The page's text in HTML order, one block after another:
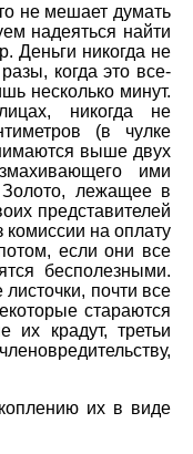
не мешает думать
надеяться найти
Деньги никогда не
когда это все-
несколько минут.
никогда не
(в чулке
выше двух
ими
лежащее в
представителей
на оплату
если они все
бесполезными.
почти все
стараются
их крадут, третьи
их в виде